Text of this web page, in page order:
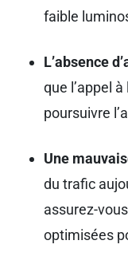
faible
L’absence
que l’appel
poursuivre
Une
du trafic
assurez-
optimisées